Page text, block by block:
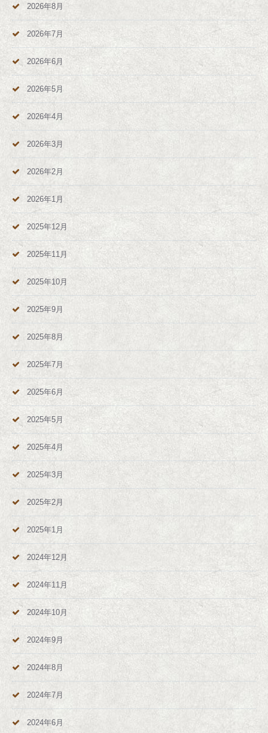
2026年8月
2026年7月
2026年6月
2026年5月
2026年4月
2026年3月
2026年2月
2026年1月
2025年12月
2025年11月
2025年10月
2025年9月
2025年8月
2025年7月
2025年6月
2025年5月
2025年4月
2025年3月
2025年2月
2025年1月
2024年12月
2024年11月
2024年10月
2024年9月
2024年8月
2024年7月
2024年6月